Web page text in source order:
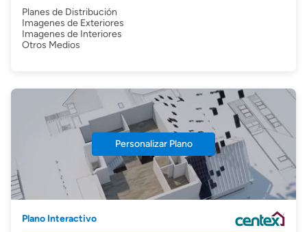
Planes de Distribución
Imagenes de Exteriores
Imagenes de Interiores
Otros Medios
Personalizar Plano
Plano Interactivo